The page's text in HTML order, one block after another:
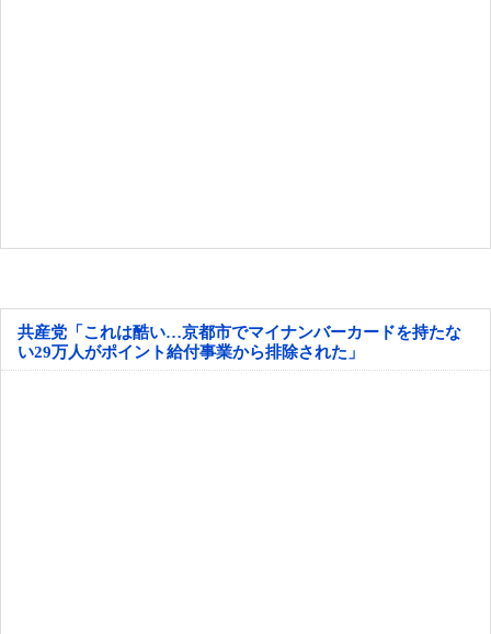
共産党「これは酷い…京都市でマイナンバーカードを持たな
い29万人がポイント給付事業から排除された」